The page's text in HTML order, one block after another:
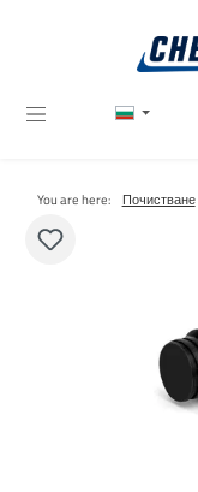
You are here: Почистване
Пропуснете галерия с